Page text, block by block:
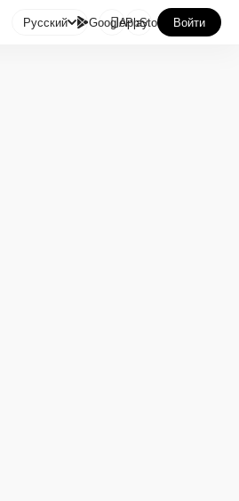
Русский GooglePlay
AppStore Войти